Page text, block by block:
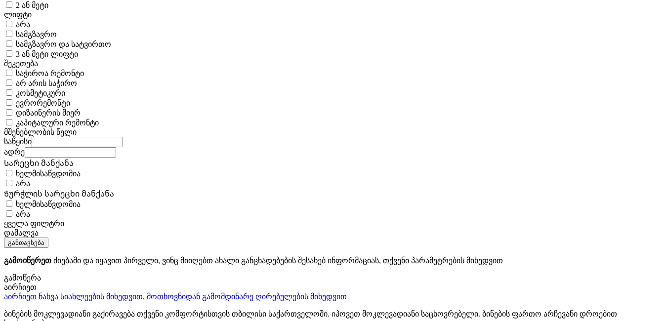
2 ან მეტი
ლიფტი
არა
სამგზავრო
სამგზავრო და სატვირთო
3 ან მეტი ლიფტი
შეკეთება
საჭიროა რემონტი
არ არის საჭირო
კოსმეტიკური
ევრორემონტი
დიზაინერის მიერ
კაპიტალური რემონტი
მშენებლობის წელი
საწყისი
ადრე
Სარეცხი მანქანა
ხელმისაწვდომია
არა
Ჭურჭლის სარეცხი მანქანა
ხელმისაწვდომია
არა
ყველა ფილტრი
დამალვა
განთავსება
გამოიწერეთ ძიებაში და იყავით პირველი, ვინც მიიღებთ ახალი განცხადებების შესახებ ინფორმაციას, თქვენი პარამეტრების მიხედვით
გამოწერა
აირჩიეთ
აირჩიეთ ნახვა სიახლეების მიხედვით, მოთხოვნიდან გამომდინარე ღირებულების მიხედვით
ბინების მოკლევადიანი გაქირავება თქვენი კომფორტისთვის თბილისი საქართველოში. იპოვეთ მოკლევადიანი საცხოვრებელი. ბინების ფართო არჩევანი დროებით